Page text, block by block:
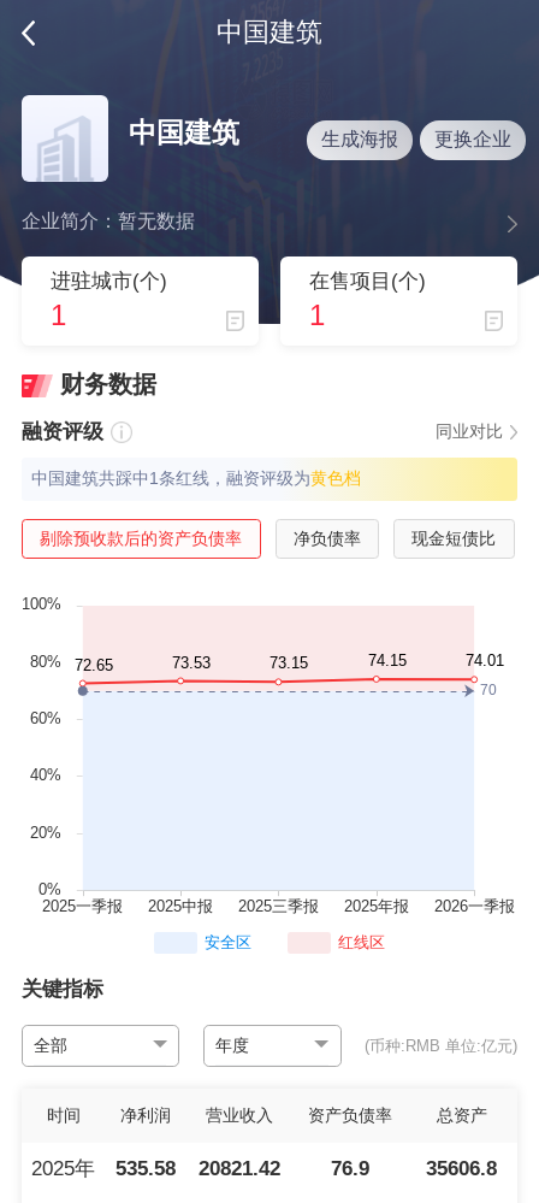
中国建筑
中国建筑 生成海报 更换企业
企业简介：暂无数据
进驻城市(个)
1
在售项目(个)
1
财务数据
融资评级 同业对比
中国建筑共踩中1条红线，融资评级为⻩⾊档
剔除预收款后的资产负债率 净负债率 现金短债比
安全区 红线区
关键指标
全部 年度 (币种:RMB 单位:亿元)
时间 净利润 营业收入 资产负债率 总资产
2025年 535.58 20821.42 76.9 35606.8